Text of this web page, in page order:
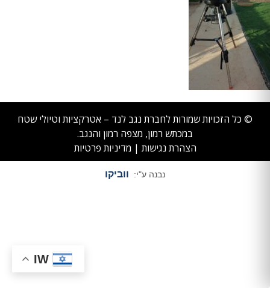
© כל הזכויות שמורות לחברת נגב לנד – אטרקציות וטיולי שטח
במכתש רמון, מצפה רמון והנגב.
הצהרת נגישות | מדיניות פרטיות
נבנה ע"י: ווביקו
IW